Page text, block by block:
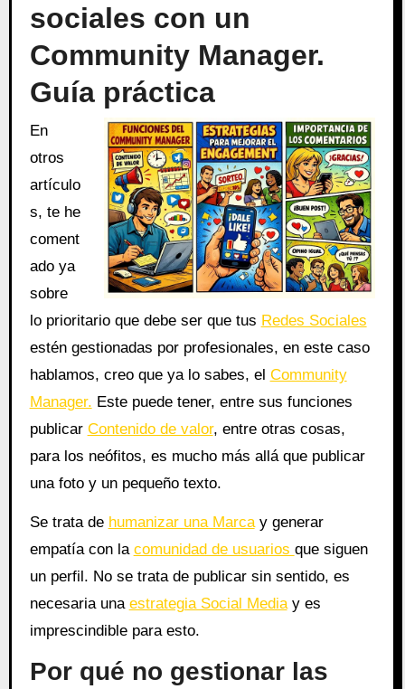
sociales con un
Community Manager.
Guía práctica
En
otros
artículo
s, te he
coment
ado ya
sobre
lo prioritario que debe ser que tus Redes Sociales
estén gestionadas por profesionales, en este caso
hablamos, creo que ya lo sabes, el Community
Manager. Este puede tener, entre sus funciones
publicar Contenido de valor, entre otras cosas,
para los neófitos, es mucho más allá que publicar
una foto y un pequeño texto.
Se trata de humanizar una Marcay generar
empatía con la comunidad de usuarios que siguen
un perfil. No se trata de publicar sin sentido, es
necesaria una estrategia Social Mediay es
imprescindible para esto.
Por qué no gestionar las